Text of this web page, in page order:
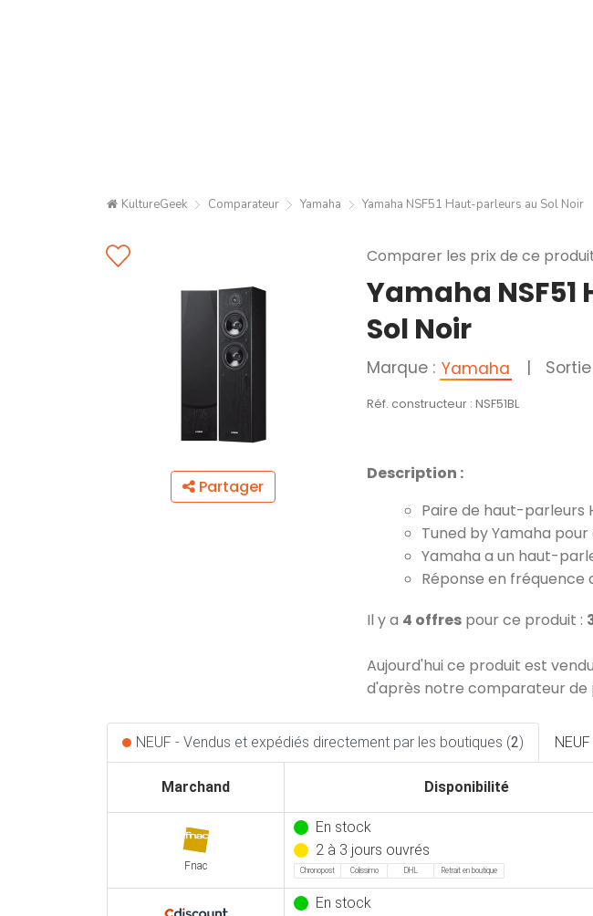
KultureGeek Comparateur Yamaha Yamaha NSF51 Haut-parleurs au Sol Noir
Partager
Comparer les prix de ce
Yamaha
Sol Noir
Marque : Yamaha |
Réf. constructeur : NSF51BL
Description :
Paire de haut-parleurs
Tuned by Yamaha
Yamaha a un haut-
Réponse en fréquence
Il y a 4 offres pour ce produit :
Aujourd'hui ce produit est
d'après notre comparateur de
NEUF - Vendus et expédiés directement par les boutiques (2)
Marchand Disponibilité
Fnac
En stock
2 à 3 jours ouvrés
Chronopost Colissimo DHL Retrait en boutique
En stock